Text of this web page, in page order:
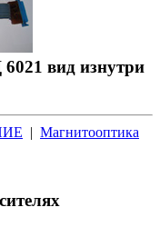
вид изнутри
| Магнитооптика